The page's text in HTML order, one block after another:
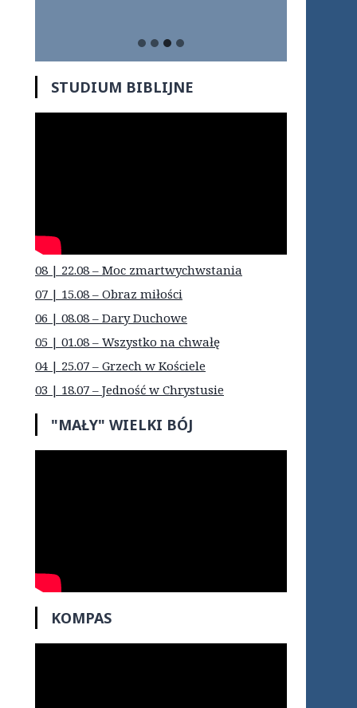
STUDIUM BIBLIJNE
08 | 22.08 – Moc zmartwychwstania
07 | 15.08 – Obraz miłości
06 | 08.08 – Dary Duchowe
05 | 01.08 – Wszystko na chwałę
04 | 25.07 – Grzech w Kościele
03 | 18.07 – Jedność w Chrystusie
"MAŁY" WIELKI BÓJ
KOMPAS